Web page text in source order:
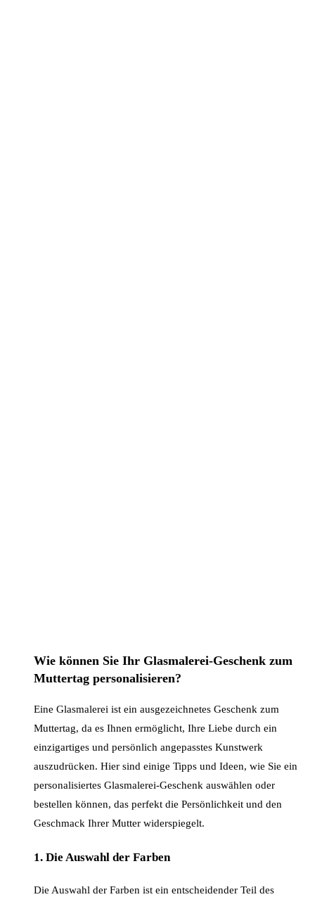
Wie können Sie Ihr Glasmalerei-Geschenk zum
Muttertag personalisieren?
Eine Glasmalerei ist ein ausgezeichnetes Geschenk zum
Muttertag, da es Ihnen ermöglicht, Ihre Liebe durch ein
einzigartiges und persönlich angepasstes Kunstwerk
auszudrücken. Hier sind einige Tipps und Ideen, wie Sie ein
personalisiertes Glasmalerei-Geschenk auswählen oder
bestellen können, das perfekt die Persönlichkeit und den
Geschmack Ihrer Mutter widerspiegelt.
1. Die Auswahl der Farben
Die Auswahl der Farben ist ein entscheidender Teil des